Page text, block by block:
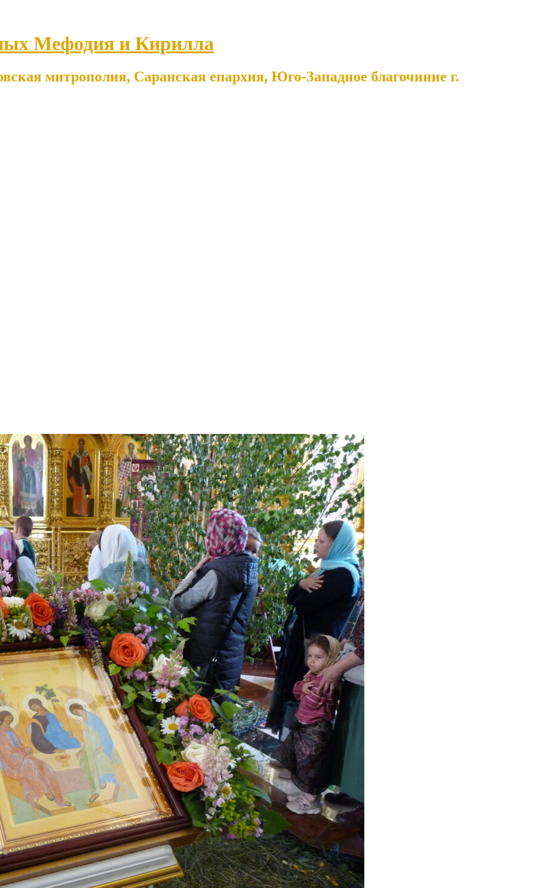
Мефодия и Кирилла
митрополия, Саранская епархия, Юго-Западное благочиние г.